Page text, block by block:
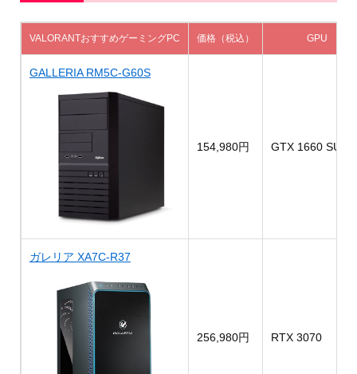
VALORANTおすすめゲーミングPC 価格（税込） GPU
GALLERIA RM5C-G60S
154,980円 GTX 1660
ガレリア XA7C-R37
256,980円 RTX 3070